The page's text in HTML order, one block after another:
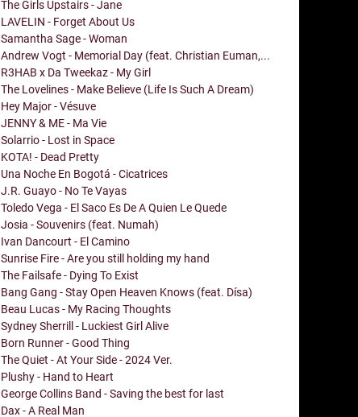
The Girls Upstairs - Jane
LAVELIN - Forget About Us
Samantha Sage - Woman
Andrew Vogt - Memorial Day (feat. Christian Euman,...
R3HAB x Da Tweekaz - My Girl
The Lovelines - Make Believe (Life Is Such A Dream)
Hey Major - Vésuve
JENNY & ME - Ma Vie
Solarrio - Lost in Space
KOTA! - Dead Pretty
Una Noche En Bogotá - Cicatrices
J.R. Guayo - No Te Vayas
Toledo Vega - El Saco Es De A Quien Le Quede
Josia - Souvenirs (feat. Numah)
Ivan Dancourt - El Camino
Sunrise Fire - Are you still holding my hand
The Failsafe - Dying To Exist
Bang Gang - Stay Open Heaven Knows (feat. Dísa)
Beau Lucas - My Racing Thoughts
Sydney Sherrill - Luckiest Girl Alive
Born Runner - Good Thing
The Quiet - At Your Side - 2024 Ver.
Plushy - Hand to Heart
George Collins Band - Saving the best for last
Dax - A Real Man